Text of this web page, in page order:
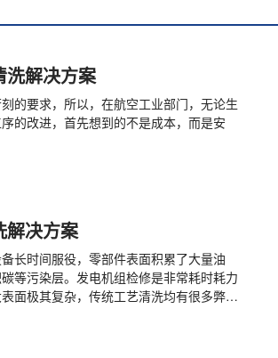
洗解决方案
的要求，所以，在航空工业部门，无论生
的改进，首先想到的不是成本，而是安
解决方案
长时间服役，零部件表面积累了大量油
等污染层。发电机组检修是非常耗时耗力
面极其复杂，传统工艺清洗均有很多弊